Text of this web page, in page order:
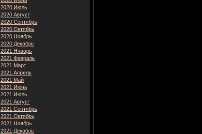
2020 Июль
2020 Август
2020 Сентябрь
2020 Октябрь
2020 Ноябрь
2020 Декабрь
2021 Январь
2021 Февраль
2021 Март
2021 Апрель
2021 Май
2021 Июнь
2021 Июль
2021 Август
2021 Сентябрь
2021 Октябрь
2021 Ноябрь
2021 Декабрь